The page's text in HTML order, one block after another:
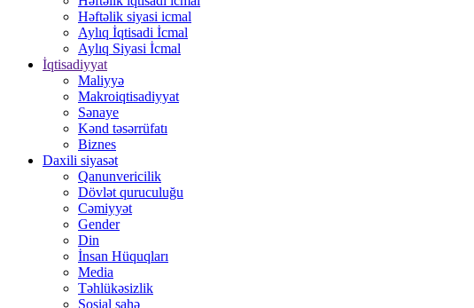
Həftəlik siyasi icmal
Aylıq İqtisadi İcmal
Aylıq Siyasi İcmal
İqtisadiyyat
Maliyyə
Makroiqtisadiyyat
Sənaye
Kənd təsərrüfatı
Biznes
Daxili siyasət
Qanunvericilik
Dövlət quruculuğu
Cəmiyyət
Gender
Din
İnsan Hüquqları
Media
Təhlükəsizlik
Sosial sahə